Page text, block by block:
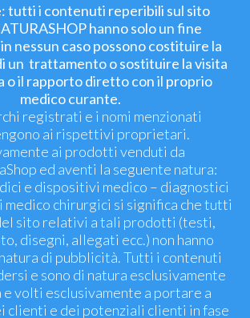
tutti i contenuti reperibili sul sito
hanno solo un fine
nessun caso possono costituire la
un trattamento o sostituire la visita
o il rapporto diretto con il proprio
medico curante.
registrati e i nomi menzionati
ai rispettivi proprietari.
ai prodotti venduti da
ed aventi la seguente natura:
e dispositivi medico – diagnostici
chirurgici si significa che tutti
sito relativi a tali prodotti (testi,
disegni, allegati ecc.) non hanno
di pubblicità. Tutti i contenuti
e sono di natura esclusivamente
volti esclusivamente a portare a
clienti e dei potenziali clienti in fase